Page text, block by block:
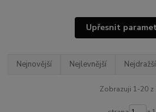
Upřesnit
Nejnovější Nejlevnější Nejdražší
Zobrazuji 1-20 z